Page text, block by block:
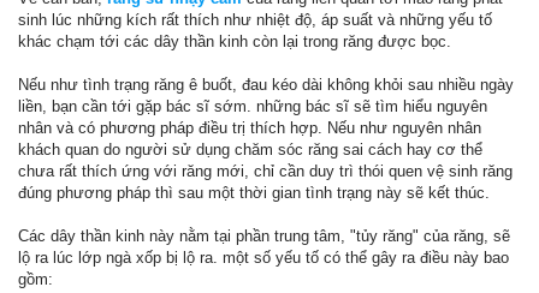
sinh lúc những kích rất thích như nhiệt độ, áp suất và những yếu tố
khác chạm tới các dây thần kinh còn lại trong răng được bọc.
Nếu như tình trạng răng ê buốt, đau kéo dài không khỏi sau nhiều ngày
liền, bạn cần tới gặp bác sĩ sớm. những bác sĩ sẽ tìm hiểu nguyên
nhân và có phương pháp điều trị thích hợp. Nếu như nguyên nhân
khách quan do người sử dụng chăm sóc răng sai cách hay cơ thể
chưa rất thích ứng với răng mới, chỉ cần duy trì thói quen vệ sinh răng
đúng phương pháp thì sau một thời gian tình trạng này sẽ kết thúc.
Các dây thần kinh này nằm tại phần trung tâm, "tủy răng" của răng, sẽ
lộ ra lúc lớp ngà xốp bị lộ ra. một số yếu tố có thể gây ra điều này bao
gồm: